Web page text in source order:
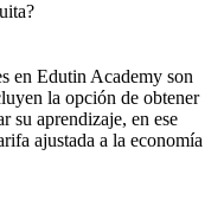
en Edutin Academy son
la opción de obtener
su aprendizaje, en ese
ajustada a la economía